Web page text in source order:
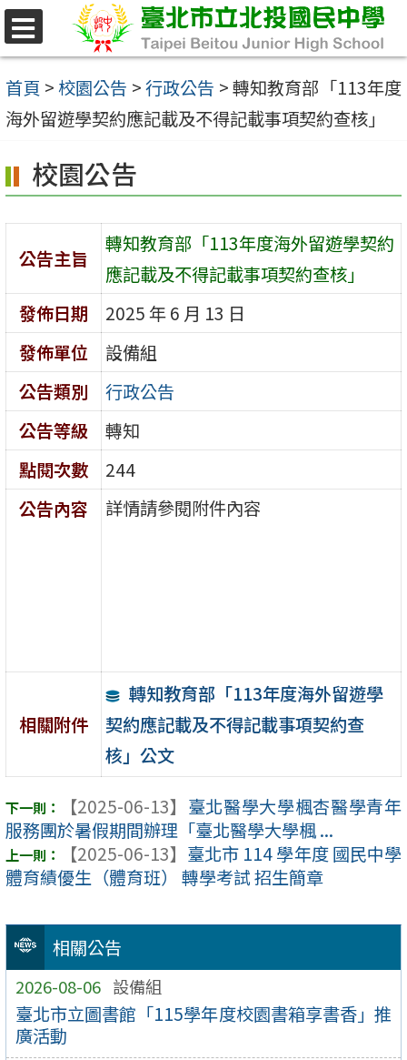
跳
至
主
要
容
區
首頁 >校園公告 >行政公告 >轉知教育部「113年度
海外留遊學契約應記載及不得記載事項契約查核」
相關公告
2026-08-06 設備組
臺北市立圖書館「115學年度校園書箱享書香」推
廣活動
校園公告
公告主旨
轉知教育部「113年度海外留遊學契約
應記載及不得記載事項契約查核」
發佈日期
2025 年 6 月 13 日
發佈單位
設備組
公告類別
行政公告
公告等級
轉知
點閱次數
244
公告內容
詳情請參閱附件內容
相關附件
轉知教育部「113年度海外留遊學
契約應記載及不得記載事項契約查
核」公文
【2025-06-13】 臺北醫學大學楓杏醫學青年
服務團於暑假期間辦理「臺北醫學大學楓 ...
【2025-06-13】 臺北市 114 學年度 國民中學
體育績優生（體育班） 轉學考試 招生簡章
選
單